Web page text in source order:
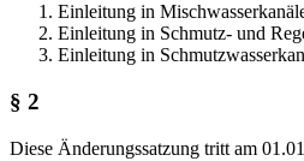
Einleitung in
Einleitung in Schmutz- und
Einleitung in
§ 2
Diese Änderungssatzung tritt am